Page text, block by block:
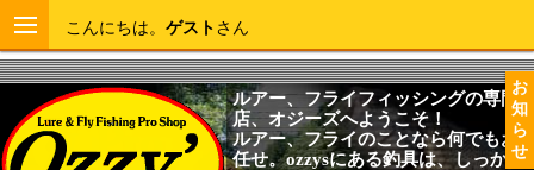
お
知
ら
せ
こんにちは。 ゲスト さん
ルアー、フライフィッシングの専門
店、オジーズへようこそ！
ルアー、フライのことなら何でもお
任せ。ozzysにある釣具は、しっかり